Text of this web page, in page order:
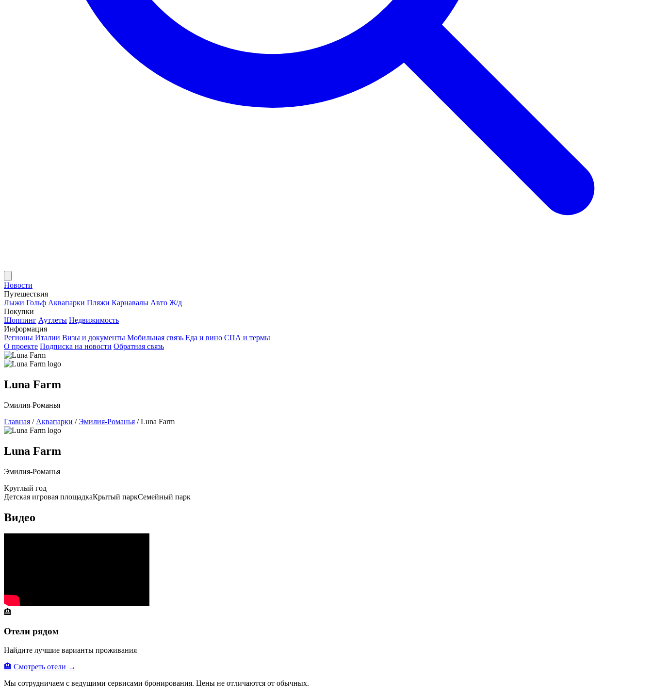
Новости
Путешествия
Лыжи Гольф Аквапарки Пляжи Карнавалы Авто Ж/д
Покупки
Шоппинг Аутлеты Недвижимость
Информация
Регионы Италии Визы и документы Мобильная связь Еда и вино СПА и термы
О проекте Подписка на новости Обратная связь
Luna Farm
Эмилия-Романья
Главная / Аквапарки / Эмилия-Романья / Luna Farm
Luna Farm
Эмилия-Романья
Круглый год
Детская игровая площадкаКрытый паркСемейный парк
Видео
🏨
Отели рядом
Найдите лучшие варианты проживания
🏨 Смотреть отели →
Мы сотрудничаем с ведущими сервисами бронирования. Цены не отличаются от обычных.